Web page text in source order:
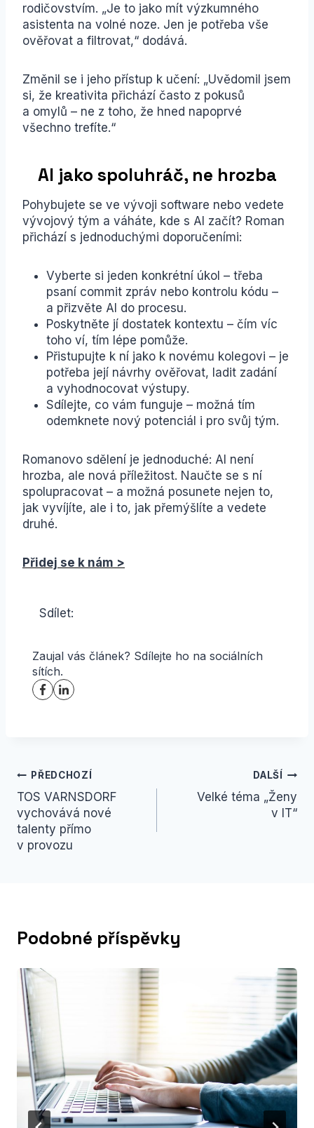
rodičovstvím. „Je to jako mít výzkumného
asistenta na volné noze. Jen je potřeba vše
ověřovat a filtrovat,“ dodává.
Změnil se i jeho přístup k učení: „Uvědomil jsem
si, že kreativita přichází často z pokusů
a omylů – ne z toho, že hned napoprvé
všechno trefíte.“
AI jako spoluhráč, ne hrozba
Pohybujete se ve vývoji software nebo vedete
vývojový tým a váháte, kde s AI začít? Roman
přichází s jednoduchými doporučeními:
Vyberte si jeden konkrétní úkol – třeba
psaní commit zpráv nebo kontrolu kódu –
a přizvěte AI do procesu.
Poskytněte jí dostatek kontextu – čím víc
toho ví, tím lépe pomůže.
Přistupujte k ní jako k novému kolegovi – je
potřeba její návrhy ověřovat, ladit zadání
a vyhodnocovat výstupy.
Sdílejte, co vám funguje – možná tím
odemknete nový potenciál i pro svůj tým.
Romanovo sdělení je jednoduché: AI není
hrozba, ale nová příležitost. Naučte se s ní
spolupracovat – a možná posunete nejen to,
jak vyvíjíte, ale i to, jak přemýšlíte a vedete
druhé.
Přidej se k nám >
Sdílet:
Zaujal vás článek? Sdílejte ho na sociálních
sítích.
Navigace
pro
příspěvek
PŘEDCHOZÍ
TOS VARNSDORF
vychovává nové
talenty přímo
v provozu
DALŠÍ
Velké téma „Ženy
v IT“
Podobné příspěvky